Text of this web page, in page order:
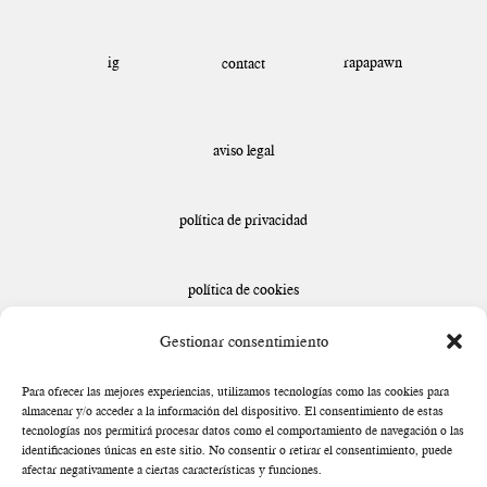
Gestionar consentimiento
Para ofrecer las mejores experiencias, utilizamos tecnologías como las cookies para
almacenar y/o acceder a la información del dispositivo. El consentimiento de estas
tecnologías nos permitirá procesar datos como el comportamiento de navegación o las
identificaciones únicas en este sitio. No consentir o retirar el consentimiento, puede
afectar negativamente a ciertas características y funciones.
ig contact rapapawn
aviso legal
política de privacidad
política de cookies